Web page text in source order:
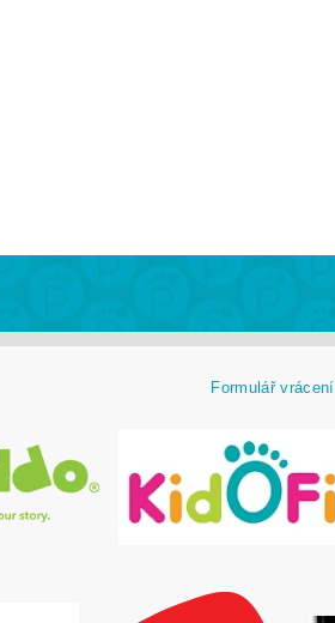
Formulář vrácení